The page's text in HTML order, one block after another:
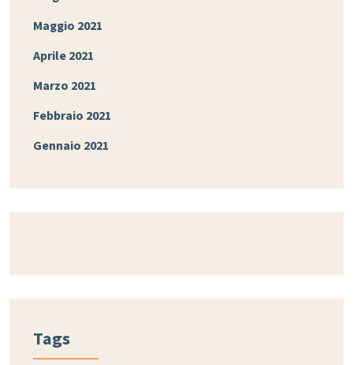
Maggio 2021
Aprile 2021
Marzo 2021
Febbraio 2021
Gennaio 2021
Tags